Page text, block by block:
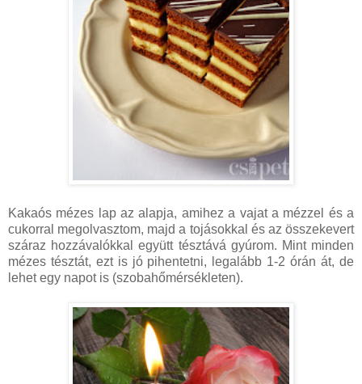
Kakaós mézes lap az alapja, amihez a vajat a mézzel és a
cukorral megolvasztom, majd a tojásokkal és az összekevert
száraz hozzávalókkal együtt tésztává gyúrom. Mint minden
mézes tésztát, ezt is jó pihentetni, legalább 1-2 órán át, de
lehet egy napot is (szobahőmérsékleten).